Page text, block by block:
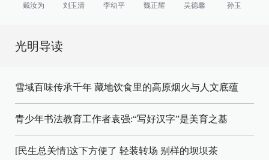
戴汝为
刘玉清 李幼平 魏正耀 吴德馨 孙玉
光明导读
雪域百味传承千年 藏地饮食里的高原烟火与人文底蕴
青少年书法教育工作者袁强:“写好汉字”是美育之基
[民生总关情]这下方便了 轻装转场 别样的坝坝茶